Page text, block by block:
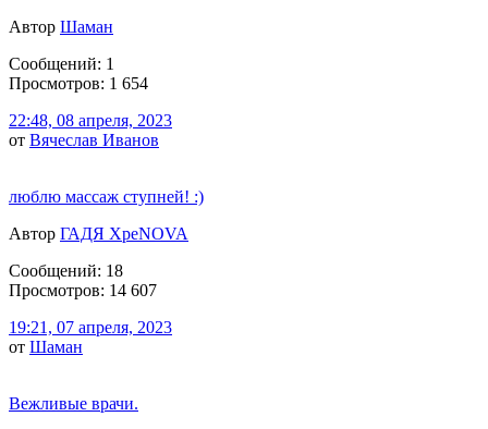
Автор Шаман
Сообщений: 1
Просмотров: 1 654
22:48, 08 апреля, 2023
от Вячеслав Иванов
люблю массаж ступней! :)
Автор ГАДЯ ХреNOVA
Сообщений: 18
Просмотров: 14 607
19:21, 07 апреля, 2023
от Шаман
Вежливые врачи.